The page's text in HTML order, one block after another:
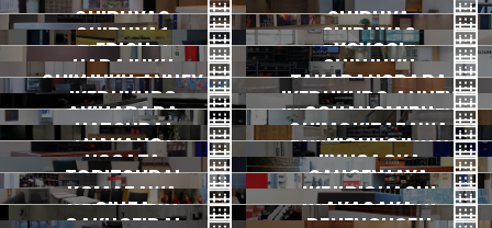
SHIBUYA3
渋谷3号
2026.07 OPEN
SHIBUYA
渋谷本店
SHIBUYA1
渋谷1号
SHIBUYA2
渋谷2号
EBISU
恵比寿
YOYOGI
代々木
HARAJUKU
原宿
SHINJUKU
新宿
SHINJUKU ANNEX
新宿ANNEX
TAKADANOBABA
高田馬場
IKEBUKURO
池袋
IKEBUKURO ANNEX
池袋ANNEX
AKIHABARA
秋葉原
OCHANOMIZU
御茶ノ水
HATSUDAI
初台
SHIMOKITAZAWA
下北沢
NAKANO
中野
KICHIJOJI
吉祥寺
NOGATA
野方
JIYUGAOKA
自由が丘
TORITSUDAI
都立大
SANGENJAYA
三軒茶屋
KOMAZAWA IKEJIRIOHASHI
GINZA AKASAKA